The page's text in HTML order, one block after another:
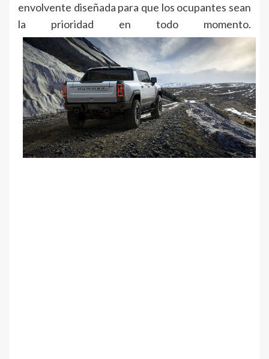
envolvente diseñada para que los ocupantes sean
la prioridad en todo momento.